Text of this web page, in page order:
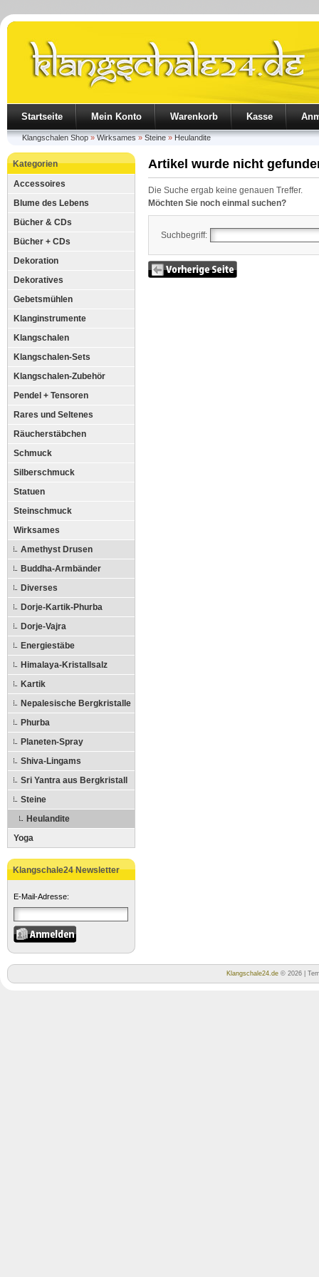
Startseite Mein Konto Warenkorb Kasse
Klangschalen Shop»Wirksames»Steine»Heulandite
Kategorien
Accessoires
Blume des Lebens
Bücher & CDs
Bücher + CDs
Dekoration
Dekoratives
Gebetsmühlen
Klanginstrumente
Klangschalen
Klangschalen-Sets
Klangschalen-Zubehör
Pendel + Tensoren
Rares und Seltenes
Räucherstäbchen
Schmuck
Silberschmuck
Statuen
Steinschmuck
Wirksames
Amethyst Drusen
Buddha-Armbänder
Diverses
Dorje-Kartik-Phurba
Dorje-Vajra
Energiestäbe
Himalaya-Kristallsalz
Kartik
Nepalesische Bergkristalle
Phurba
Planeten-Spray
Shiva-Lingams
Sri Yantra aus Bergkristall
Steine
Heulandite
Yoga
Klangschale24 Newsletter
E-Mail-Adresse:
Artikel wurde nicht
Die Suche ergab keine genauen Treffer.
Möchten Sie noch einmal suchen?
Suchbegriff:
Klangschale24.de © 2026 |